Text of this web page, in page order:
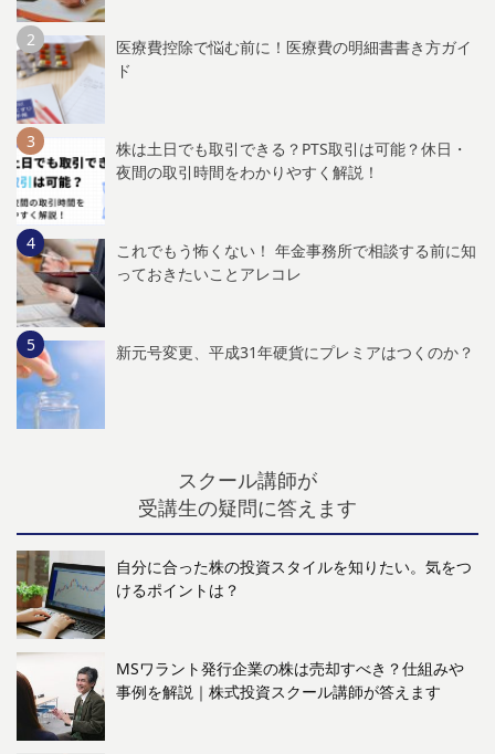
医療費控除で悩む前に！医療費の明細書書き方ガイ
ド
株は土日でも取引できる？PTS取引は可能？休日・
夜間の取引時間をわかりやすく解説！
これでもう怖くない！ 年金事務所で相談する前に知
っておきたいことアレコレ
新元号変更、平成31年硬貨にプレミアはつくのか？
スクール講師が
受講生の疑問に答えます
自分に合った株の投資スタイルを知りたい。気をつ
けるポイントは？
MSワラント発行企業の株は売却すべき？仕組みや
事例を解説｜株式投資スクール講師が答えます